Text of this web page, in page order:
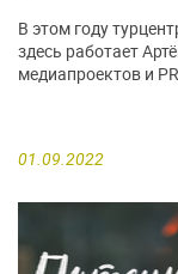
01.09.2022
В этом году
здесь работает
медиапроектов и